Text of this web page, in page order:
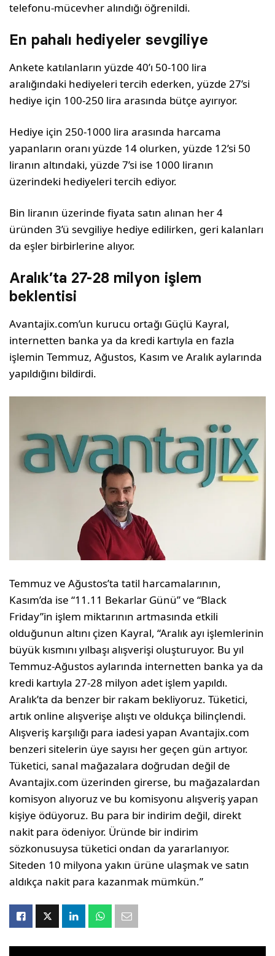
telefonu-mücevher alındığı öğrenildi.
En pahalı hediyeler sevgiliye
Ankete katılanların yüzde 40’ı 50-100 lira
aralığındaki hediyeleri tercih ederken, yüzde 27’si
hediye için 100-250 lira arasında bütçe ayırıyor.
Hediye için 250-1000 lira arasında harcama
yapanların oranı yüzde 14 olurken, yüzde 12’si 50
liranın altındaki, yüzde 7’si ise 1000 liranın
üzerindeki hediyeleri tercih ediyor.
Bin liranın üzerinde fiyata satın alınan her 4
üründen 3’ü sevgiliye hediye edilirken, geri kalanları
da eşler birbirlerine alıyor.
Aralık’ta 27-28 milyon işlem
beklentisi
Avantajix.com’un kurucu ortağı Güçlü Kayral,
internetten banka ya da kredi kartıyla en fazla
işlemin Temmuz, Ağustos, Kasım ve Aralık aylarında
yapıldığını bildirdi.
Temmuz ve Ağustos’ta tatil harcamalarının,
Kasım’da ise “11.11 Bekarlar Günü” ve “Black
Friday”in işlem miktarının artmasında etkili
olduğunun altını çizen Kayral, “Aralık ayı işlemlerinin
büyük kısmını yılbaşı alışverişi oluşturuyor. Bu yıl
Temmuz-Ağustos aylarında internetten banka ya da
kredi kartıyla 27-28 milyon adet işlem yapıldı.
Aralık’ta da benzer bir rakam bekliyoruz. Tüketici,
artık online alışverişe alıştı ve oldukça bilinçlendi.
Alışveriş karşılığı para iadesi yapan Avantajix.com
benzeri sitelerin üye sayısı her geçen gün artıyor.
Tüketici, sanal mağazalara doğrudan değil de
Avantajix.com üzerinden girerse, bu mağazalardan
komisyon alıyoruz ve bu komisyonu alışveriş yapan
kişiye ödüyoruz. Bu para bir indirim değil, direkt
nakit para ödeniyor. Üründe bir indirim
sözkonusuysa tüketici ondan da yararlanıyor.
Siteden 10 milyona yakın ürüne ulaşmak ve satın
aldıkça nakit para kazanmak mümkün.”